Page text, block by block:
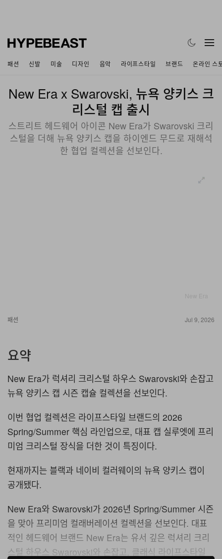
패션 신발 미술 디자인 음악 라이프스타일 브랜드 온라인 스
New Era x Swarovski, 뉴욕 양키스 크
리스털 캡 출시
스트리트 헤드웨어 아이콘 New Era가 Swarovski 크리
스털을 더해 뉴욕 양키스 캡을 하이엔드 무드로 재해석
한 협업 컬렉션을 선보인다.
패션 Jul 9, 2026
요약
New Era가 럭셔리 크리스털 하우스 Swarovski와 손잡고
뉴욕 양키스 캡 시즌 캡슐 컬렉션을 선보인다.
이번 협업 컬렉션은 라이프스타일 브랜드의 2026
Spring/Summer 핵심 라인업으로, 대표 캡 실루엣에 프리
미엄 크리스털 장식을 더한 것이 특징이다.
현재까지는 블랙과 네이비 컬러웨이의 뉴욕 양키스 캡이
공개됐다.
New Era와 Swarovski가 2026년 Spring/Summer 시즌
을 맞아 프리미엄 컬래버레이션 컬렉션을 선보인다. 대표
적인 헤드웨어 브랜드 New Era는 유서 깊은 럭셔리 크리
스털 하우스 Swarovski와 손잡고, 클래식 라이프스타일